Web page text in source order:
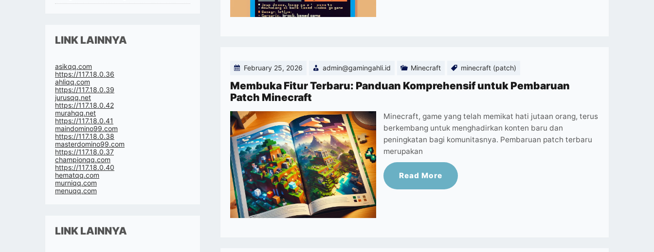
February 25, 2026 admin@gamingahli.id Minecraft minecraft (patch)
Membuka Fitur Terbaru: Panduan Komprehensif untuk Pembaruan
Patch Minecraft
Minecraft, game yang telah memikat hati jutaan orang, terus
berkembang untuk menghadirkan konten baru dan
peningkatan bagi komunitasnya. Pembaruan patch terbaru
merupakan
Read More
LINK LAINNYA
asikqq.com
https://117.18.0.36
ahliqq.com
https://117.18.0.39
jurusqq.net
https://117.18.0.42
murahqq.net
https://117.18.0.41
maindomino99.com
https://117.18.0.38
masterdomino99.com
https://117.18.0.37
championqq.com
https://117.18.0.40
hematqq.com
murniqq.com
menuqq.com
LINK LAINNYA